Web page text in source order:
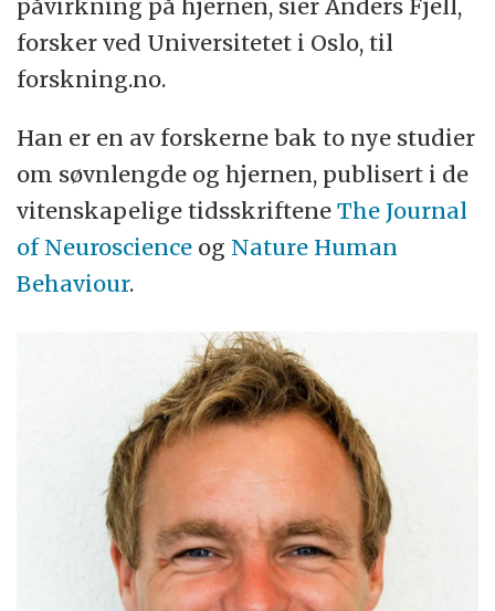
påvirkning på hjernen, sier Anders Fjell,
forsker ved Universitetet i Oslo, til
forskning.no.
Han er en av forskerne bak to nye studier
om søvnlengde og hjernen, publisert i de
vitenskapelige tidsskrifteneThe Journal
of Neuroscience og Nature Human
Behaviour.